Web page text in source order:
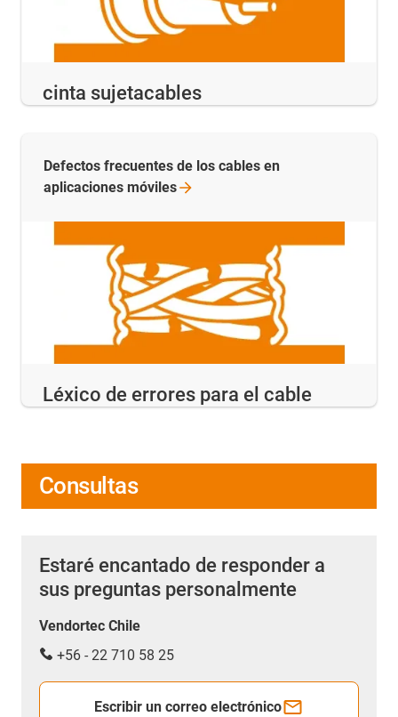
cinta sujetacables
Léxico de errores para el cable
Defectos frecuentes de los cables en
aplicaciones móviles
Consultas
Estaré encantado de responder a
sus preguntas personalmente
Vendortec Chile
+56 - 22 710 58 25
Escribir un correo electrónico